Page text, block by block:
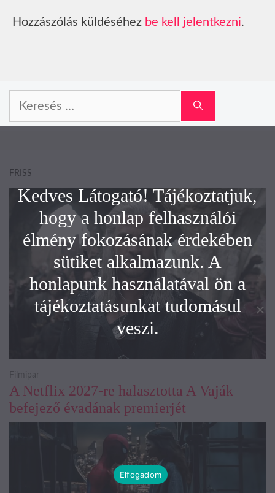
Hozzászólás küldéséhez be kell jelentkezni.
FRISS
A Netflix 2027-re halasztotta A Vaják
befejező évadának premierjét
Filmipar
Kedves Látogató! Tájékoztatjuk,
hogy a honlap felhasználói
élmény fokozásának érdekében
sütiket alkalmazunk. A
honlapunk használatával ön a
tájékoztatásunkat tudomásul
veszi.
Elfogadom